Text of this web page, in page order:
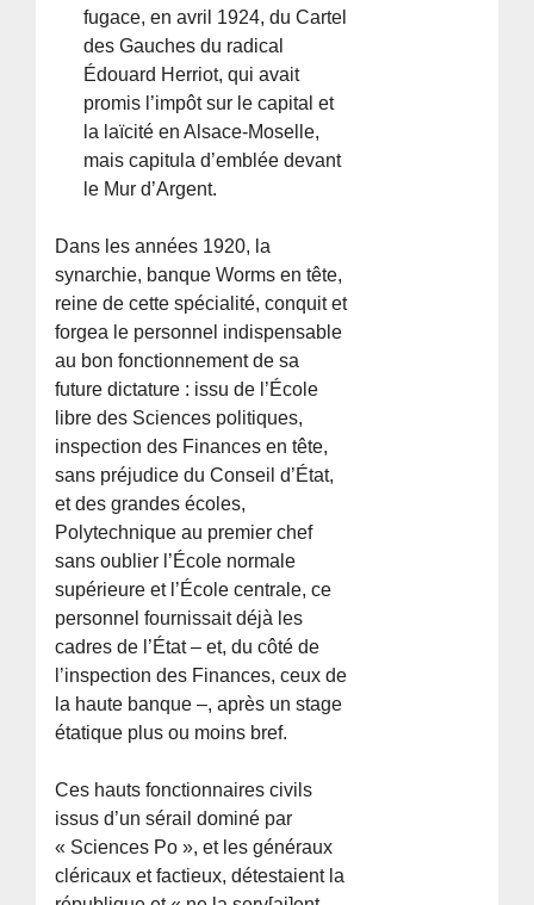
fugace, en avril 1924, du Cartel
des Gauches du radical
Édouard Herriot, qui avait
promis l’impôt sur le capital et
la laïcité en Alsace-Moselle,
mais capitula d’emblée devant
le Mur d’Argent.
Dans les années 1920, la
synarchie, banque Worms en tête,
reine de cette spécialité, conquit et
forgea le personnel indispensable
au bon fonctionnement de sa
future dictature : issu de l’École
libre des Sciences politiques,
inspection des Finances en tête,
sans préjudice du Conseil d’État,
et des grandes écoles,
Polytechnique au premier chef
sans oublier l’École normale
supérieure et l’École centrale, ce
personnel fournissait déjà les
cadres de l’État – et, du côté de
l’inspection des Finances, ceux de
la haute banque –, après un stage
étatique plus ou moins bref.
Ces hauts fonctionnaires civils
issus d’un sérail dominé par
« Sciences Po », et les généraux
cléricaux et factieux, détestaient la